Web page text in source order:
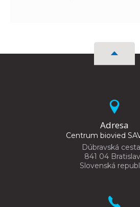
Adresa
Centrum biovied
Dúbravská
841 04
Slovenská